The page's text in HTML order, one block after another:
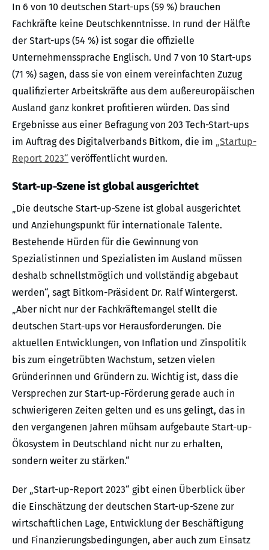
In 6 von 10 deutschen Start-ups (59 %) brauchen
Fachkräfte keine Deutschkenntnisse. In rund der Hälfte
der Start-ups (54 %) ist sogar die offizielle
Unternehmenssprache Englisch. Und 7 von 10 Start-ups
(71 %) sagen, dass sie von einem vereinfachten Zuzug
qualifizierter Arbeitskräfte aus dem außereuropäischen
Ausland ganz konkret profitieren würden. Das sind
Ergebnisse aus einer Befragung von 203 Tech-Start-ups
im Auftrag des Digitalverbands Bitkom, die im „Startup-
Report 2023“ veröffentlicht wurden.
Start-up-Szene ist global ausgerichtet
„Die deutsche Start-up-Szene ist global ausgerichtet
und Anziehungspunkt für internationale Talente.
Bestehende Hürden für die Gewinnung von
Spezialistinnen und Spezialisten im Ausland müssen
deshalb schnellstmöglich und vollständig abgebaut
werden“, sagt Bitkom-Präsident Dr. Ralf Wintergerst.
„Aber nicht nur der Fachkräftemangel stellt die
deutschen Start-ups vor Herausforderungen. Die
aktuellen Entwicklungen, von Inflation und Zinspolitik
bis zum eingetrübten Wachstum, setzen vielen
Gründerinnen und Gründern zu. Wichtig ist, dass die
Versprechen zur Start-up-Förderung gerade auch in
schwierigeren Zeiten gelten und es uns gelingt, das in
den vergangenen Jahren mühsam aufgebaute Start-up-
Ökosystem in Deutschland nicht nur zu erhalten,
sondern weiter zu stärken.“
Der „Start-up-Report 2023“ gibt einen Überblick über
die Einschätzung der deutschen Start-up-Szene zur
wirtschaftlichen Lage, Entwicklung der Beschäftigung
und Finanzierungsbedingungen, aber auch zum Einsatz